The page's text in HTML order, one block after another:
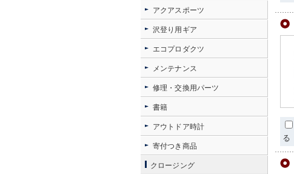
る
アクアスポーツ
沢登り用ギア
エコプロダクツ
メンテナンス
修理・交換用パーツ
書籍
アウトドア時計
寄付つき商品
クロージング